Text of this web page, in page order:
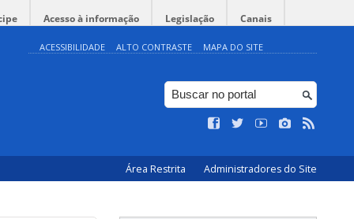
Acesso à informação Legislação Canais
ACESSIBILIDADE ALTO CONTRASTE MAPA DO SITE
Área Restrita Administradores do Site